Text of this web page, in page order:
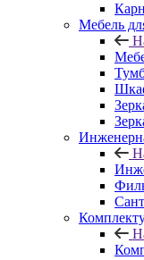
Мебель